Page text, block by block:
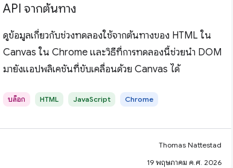
API จากต้นทาง
ดูข้อมูลเกี่ยวกับช่วงทดลองใช้จากต้นทางของ HTML ใน
Canvas ใน Chrome และวิธีที่การทดลองนี้ช่วยนำ DOM
มายังแอปพลิเคชันที่ขับเคลื่อนด้วย Canvas ได้
บล็อก HTML JavaScript Chrome
Thomas Nattestad
19 พฤษภาคม ค.ศ. 2026